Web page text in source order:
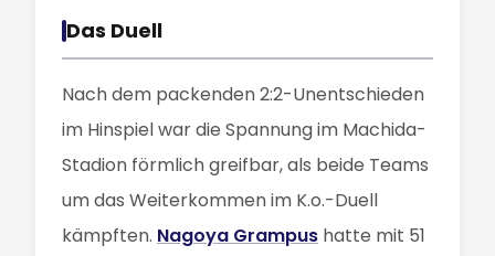
Das Duell
Nach dem packenden 2:2-Unentschieden
im Hinspiel war die Spannung im Machida-
Stadion förmlich greifbar, als beide Teams
um das Weiterkommen im K.o.-Duell
kämpften. Nagoya Grampus hatte mit 51